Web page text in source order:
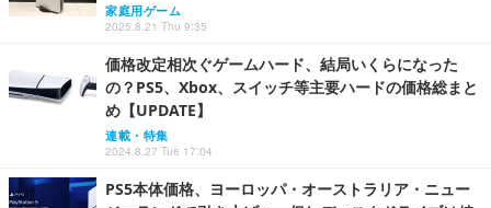
家庭用ゲーム
2025.8.21 Thu 9:35
価格改定相次ぐゲームハード、結局いくらになった
の？PS5、Xbox、スイッチ等主要ハードの価格総まと
め【UPDATE】
連載・特集
2024.8.27 Tue 17:04
PS5本体価格、ヨーロッパ・オーストラリア・ニュー